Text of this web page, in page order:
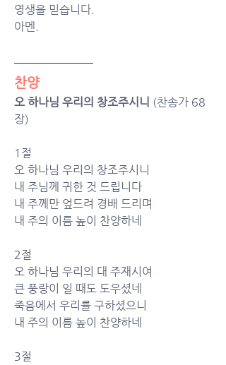
영생을 믿습니다.
아멘.
찬양
오 하나님 우리의 창조주시니 (찬송가 68
장)
1절
오 하나님 우리의 창조주시니
내 주님께 귀한 것 드립니다
내 주께만 엎드려 경배 드리며
내 주의 이름 높이 찬양하네
2절
오 하나님 우리의 대 주재시여
큰 풍랑이 일 때도 도우셨네
죽음에서 우리를 구하셨으니
내 주의 이름 높이 찬양하네
3절